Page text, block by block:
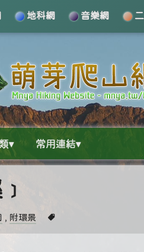
地科網 音樂網
▾ 常用連結▾
, 附環景